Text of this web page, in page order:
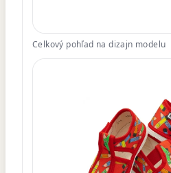
Celkový pohľad na dizajn modelu